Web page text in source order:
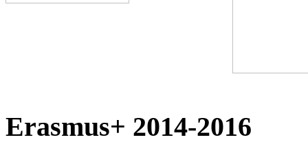
Erasmus+ 2014-2016